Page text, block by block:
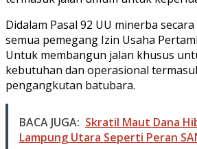
Didalam Pasal 92 UU minerba
semua pemegang Izin Usaha
Untuk membangun jalan khusus
kebutuhan dan operasional
pengangkutan batubara.
BACA JUGA: Skratil Maut Dana
Lampung Utara Seperti Peran